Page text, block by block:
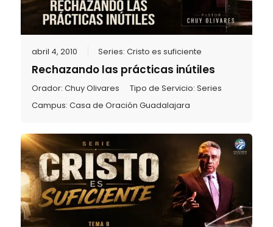
abril 4, 2010 Series: Cristo es suficiente
Rechazando las prácticas inútiles
Orador: Chuy Olivares Tipo de Servicio: Series
Campus: Casa de Oración Guadalajara